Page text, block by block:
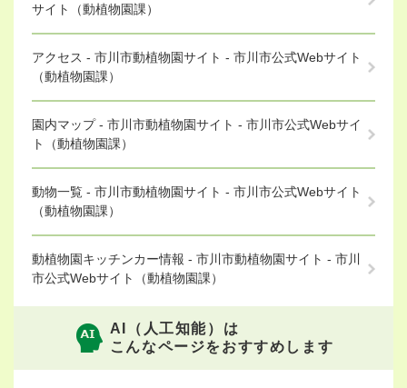
サイト（動植物園課）
アクセス - 市川市動植物園サイト - 市川市公式Webサイト
（動植物園課）
園内マップ - 市川市動植物園サイト - 市川市公式Webサイ
ト（動植物園課）
動物一覧 - 市川市動植物園サイト - 市川市公式Webサイト
（動植物園課）
動植物園キッチンカー情報 - 市川市動植物園サイト - 市川
市公式Webサイト（動植物園課）
AI（人工知能）は
こんなページをおすすめします